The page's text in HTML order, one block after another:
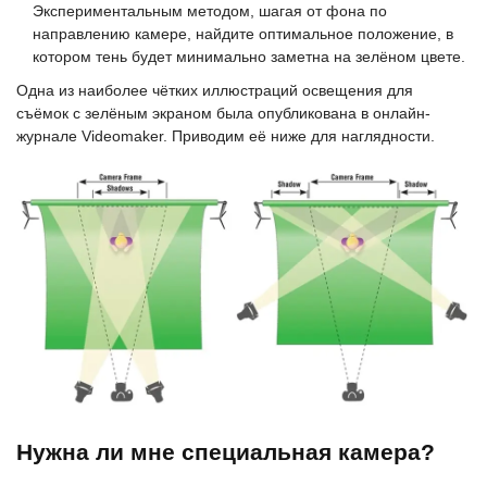
Экспериментальным методом, шагая от фона по
направлению камере, найдите оптимальное положение, в
котором тень будет минимально заметна на зелёном цвете.
Одна из наиболее чётких иллюстраций освещения для
съёмок с зелёным экраном была опубликована в онлайн-
журнале Videomaker. Приводим её ниже для наглядности.
Нужна ли мне специальная камера?